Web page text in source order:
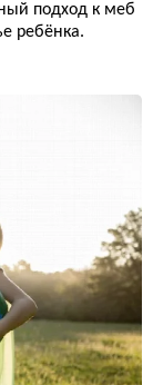
подход к меб
ребёнка.